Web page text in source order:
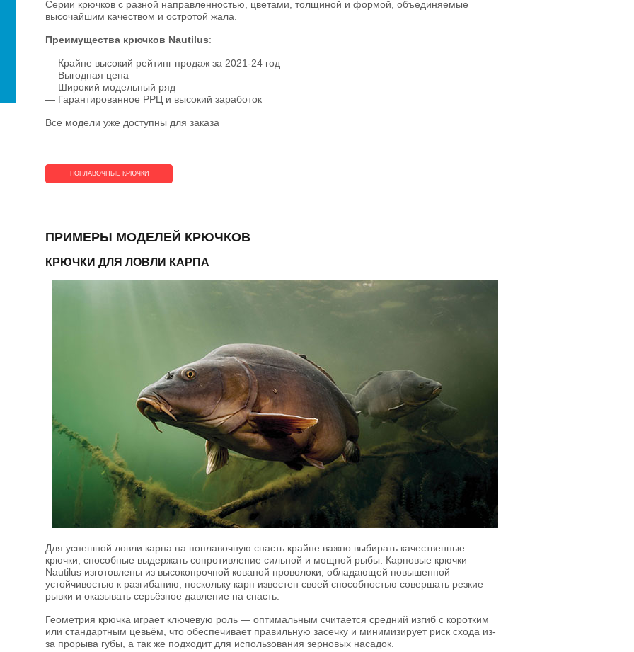
Серии крючков с разной направленностью, цветами, толщиной и формой, объединяемые
высочайшим качеством и остротой жала.
Преимущества крючков Nautilus:
— Крайне высокий рейтинг продаж за 2021-24 год
— Выгодная цена
— Широкий модельный ряд
— Гарантированное РРЦ и высокий заработок
Все модели уже доступны для заказа
ПОПЛАВОЧНЫЕ КРЮЧКИ
ПРИМЕРЫ МОДЕЛЕЙ КРЮЧКОВ
КРЮЧКИ ДЛЯ ЛОВЛИ КАРПА
Для успешной ловли карпа на поплавочную снасть крайне важно выбирать качественные
крючки, способные выдержать сопротивление сильной и мощной рыбы. Карповые крючки
Nautilus изготовлены из высокопрочной кованой проволоки, обладающей повышенной
устойчивостью к разгибанию, поскольку карп известен своей способностью совершать резкие
рывки и оказывать серьёзное давление на снасть.
Геометрия крючка играет ключевую роль — оптимальным считается средний изгиб с коротким
или стандартным цевьём, что обеспечивает правильную засечку и минимизирует риск схода из-
за прорыва губы, а так же подходит для использования зерновых насадок.